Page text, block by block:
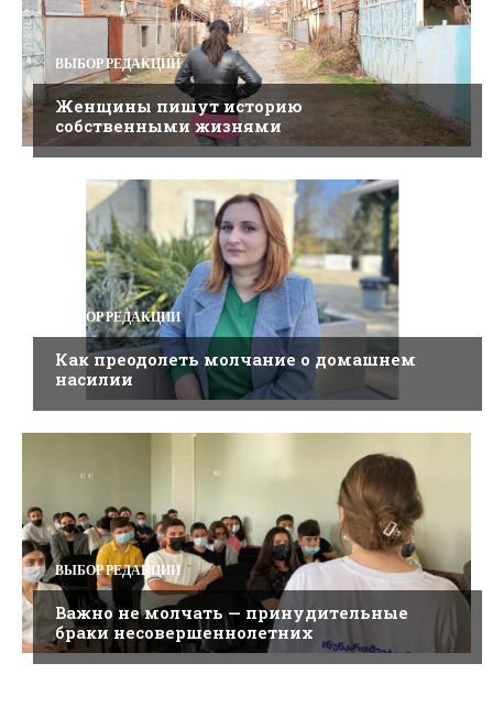
ВЫБОР РЕДАКЦИИ
Женщины пишут историю
собственными жизнями
ВЫБОР РЕДАКЦИИ
Как преодолеть молчание о домашнем
насилии
ВЫБОР РЕДАКЦИИ
Важно не молчать — принудительные
браки несовершеннолетних